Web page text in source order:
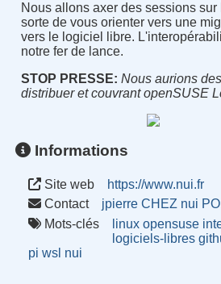
Nous allons axer des sessions sur
sorte de vous orienter vers une
vers le logiciel libre.
notre fer de lance.
STOP PRESSE: Nous aurions
distribuer et couvrant openSUSE
Informations
Site web
https://www.nui.fr
Contact
jpierre CHEZ nui
Mots-clés
linux opensuse
logiciels-libres
pi wsl nui